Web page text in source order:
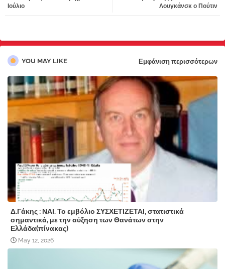
Λουγκάνσκ ο Πούτιν
Ιούλιο
YOU MAY LIKE Εμφάνιση περισσότερων
Δ.Γάκης : ΝΑΙ. Το εμβόλιο ΣΥΣΧΕΤΙΖΕΤΑΙ, στατιστικά
σημαντικά, με την αύξηση των Θανάτων στην
Ελλάδα(πίνακας)
May 12, 2026